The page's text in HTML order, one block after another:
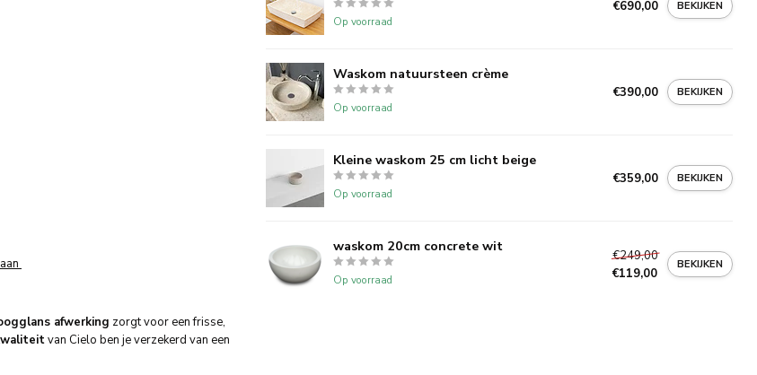
afwerking zorgt voor een frisse,
van Cielo ben je verzekerd van een
Op voorraad
€690,00 BEKIJKEN
Waskom natuursteen crème
Op voorraad
€390,00 BEKIJKEN
Kleine waskom 25 cm licht beige
Op voorraad
€359,00 BEKIJKEN
waskom 20cm concrete wit
Op voorraad
€249,00
€119,00
BEKIJKEN